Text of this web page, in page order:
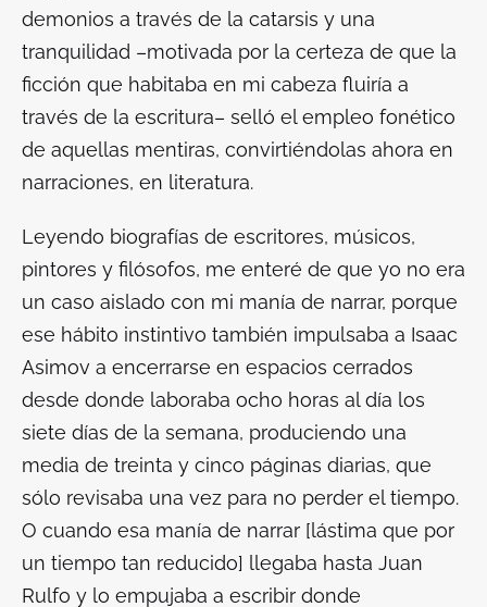
demonios a través de la catarsis y una
tranquilidad –motivada por la certeza de que la
ficción que habitaba en mi cabeza fluiría a
través de la escritura– selló el empleo fonético
de aquellas mentiras, convirtiéndolas ahora en
narraciones, en literatura.
Leyendo biografías de escritores, músicos,
pintores y filósofos, me enteré de que yo no era
un caso aislado con mi manía de narrar, porque
ese hábito instintivo también impulsaba a Isaac
Asimov a encerrarse en espacios cerrados
desde donde laboraba ocho horas al día los
siete días de la semana, produciendo una
media de treinta y cinco páginas diarias, que
sólo revisaba una vez para no perder el tiempo.
O cuando esa manía de narrar [lástima que por
un tiempo tan reducido] llegaba hasta Juan
Rulfo y lo empujaba a escribir donde